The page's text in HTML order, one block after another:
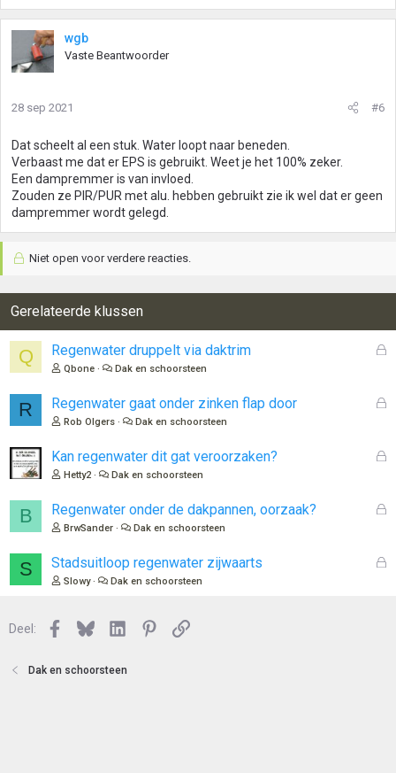
wgb
Vaste Beantwoorder
28 sep 2021 #6
Dat scheelt al een stuk. Water loopt naar beneden.
Verbaast me dat er EPS is gebruikt. Weet je het 100% zeker.
Een dampremmer is van invloed.
Zouden ze PIR/PUR met alu. hebben gebruikt zie ik wel dat er geen
dampremmer wordt gelegd.
Niet open voor verdere reacties.
Gerelateerde klussen
Q
G
n
Regenwater druppelt via daktrim
Qbone Dak en schoorsteen
R
G
n
Regenwater gaat onder zinken flap door
Rob Olgers Dak en schoorsteen
G
n
Kan regenwater dit gat veroorzaken?
Hetty2 Dak en schoorsteen
B
G
Regenwater onder de dakpannen, oorzaak?
BrwSander Dak en schoorsteen
S
G
Stadsuitloop regenwater zijwaarts
Slowy Dak en schoorsteen
Deel: Facebook
BlueskyLinkedInPinterest
Link
Dak en schoorsteen